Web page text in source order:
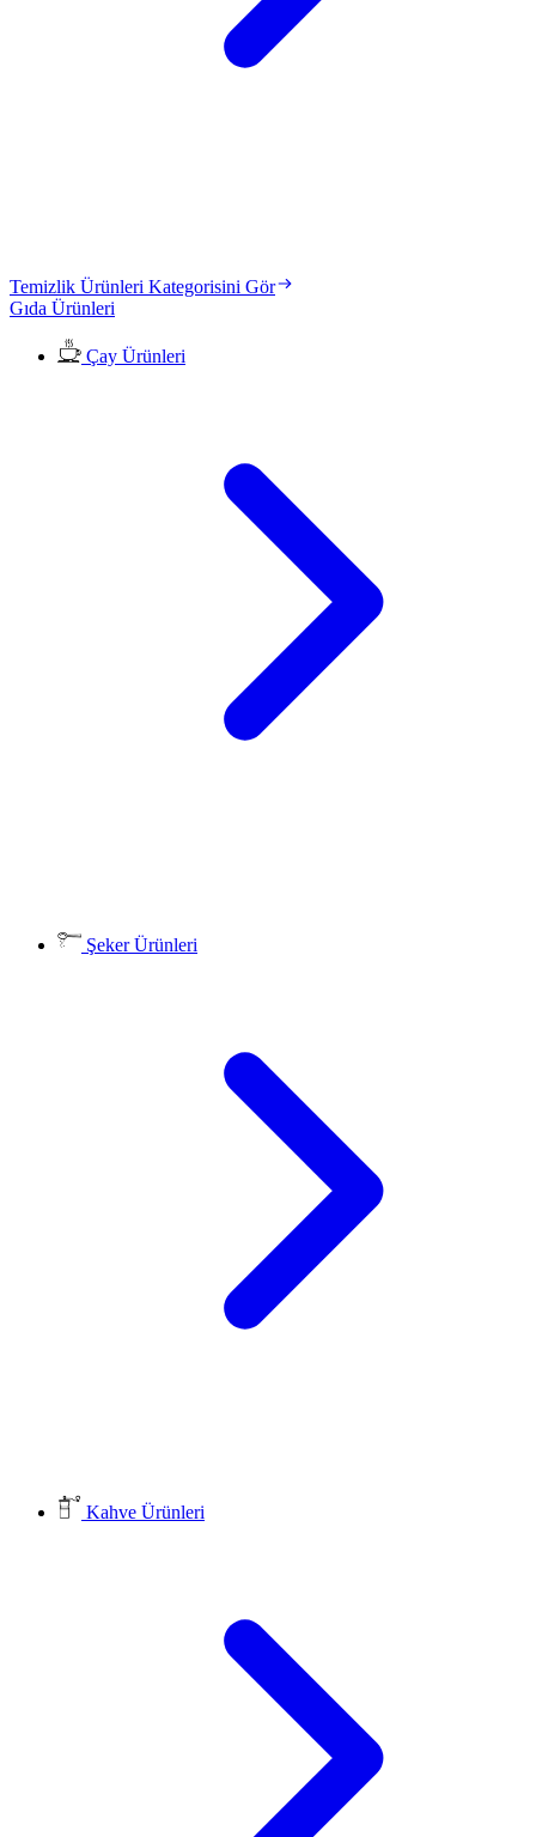
Temizlik Ürünleri Kategorisini Gör
Gıda Ürünleri
Çay Ürünleri
Şeker Ürünleri
Kahve Ürünleri